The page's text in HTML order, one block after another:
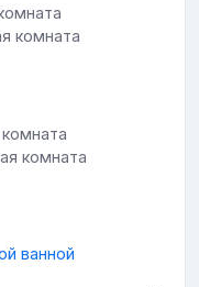
комната
комната